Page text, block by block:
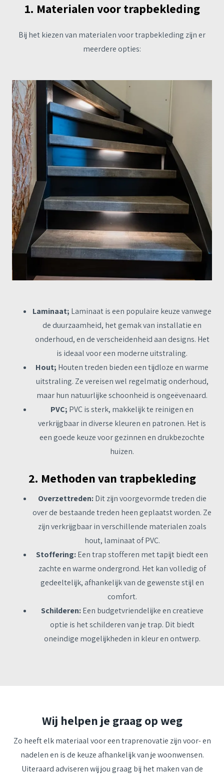
1. Materialen voor trapbekleding
Bij het kiezen van materialen voor trapbekleding zijn er
meerdere opties:
Laminaat; Laminaat is een populaire keuze vanwege
de duurzaamheid, het gemak van installatie en
onderhoud, en de verscheidenheid aan designs. Het
is ideaal voor een moderne uitstraling.
Hout; Houten treden bieden een tijdloze en warme
uitstraling. Ze vereisen wel regelmatig onderhoud,
maar hun natuurlijke schoonheid is ongeëvenaard.
PVC; PVC is sterk, makkelijk te reinigen en
verkrijgbaar in diverse kleuren en patronen. Het is
een goede keuze voor gezinnen en drukbezochte
huizen.
2. Methoden van trapbekleding
Overzettreden:Dit zijn voorgevormde treden die
over de bestaande treden heen geplaatst worden. Ze
zijn verkrijgbaar in verschillende materialen zoals
hout, laminaat of PVC.
Stoffering:Een trap stofferen met tapijt biedt een
zachte en warme ondergrond. Het kan volledig of
gedeeltelijk, afhankelijk van de gewenste stijl en
comfort.
Schilderen:Een budgetvriendelijke en creatieve
optie is het schilderen van je trap. Dit biedt
oneindige mogelijkheden in kleur en ontwerp.
Wij helpen je graag op weg
Zo heeft elk materiaal voor een traprenovatie zijn voor- en
nadelen en is de keuze afhankelijk van je woonwensen.
Uiteraard adviseren wij jou graag bij het maken van de